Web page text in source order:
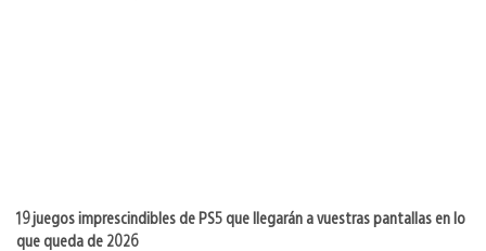
19 juegos imprescindibles de PS5 que llegarán a vuestras pantallas en lo
que queda de 2026